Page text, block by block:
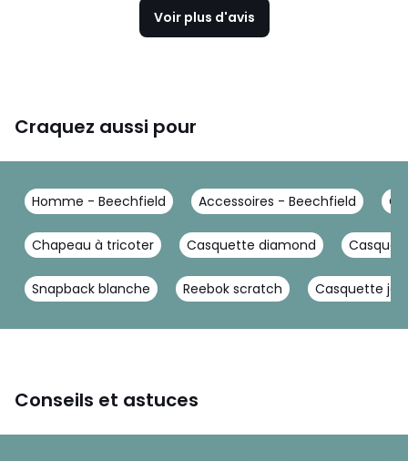
Voir plus d'avis
Craquez aussi pour
Homme - Beechfield Accessoires - Beechfield
Chapeau à tricoter Casquette diamond
Snapback blanche Reebok scratch Casquette
Conseils et astuces